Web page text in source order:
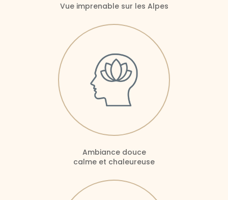
Vue imprenable sur les Alpes
Ambiance douce
calme et chaleureuse